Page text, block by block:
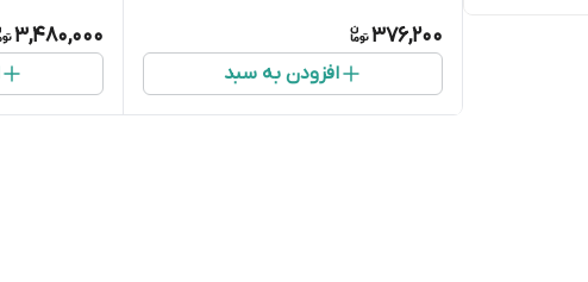
376,200
افزودن به سبد
3,480,000